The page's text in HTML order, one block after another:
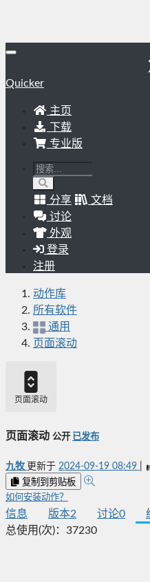
Quicker
主页
下载
专业版
分享
文档
讨论
外观
登录
注册
动作库
所有软件
通用
页面滚动
页面滚动
页面滚动 公开 已发布
九牧 更新于 2024-09-19 08:49
复制到剪贴板
如何安装动作？
信息 版本2 讨论0
总使用(次)： 37230